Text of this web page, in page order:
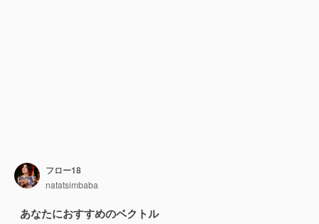
フロー18
natatsimbaba
あなたにおすすめのベクトル